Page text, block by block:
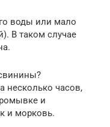
воды или мало
В таком случае
несколько часов,
и
и морковь.